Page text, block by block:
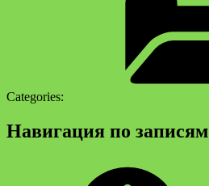
Categories:
Навигация по записям